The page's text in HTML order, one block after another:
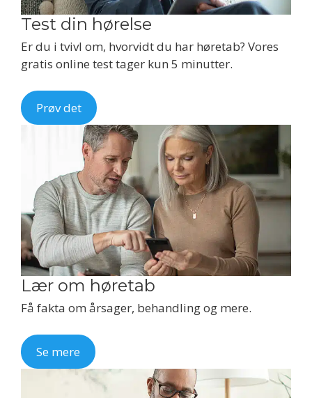
Test din hørelse
Er du i tvivl om, hvorvidt du har høretab? Vores
gratis online test tager kun 5 minutter.
Prøv det
Lær om høretab
Få fakta om årsager, behandling og mere.
Se mere